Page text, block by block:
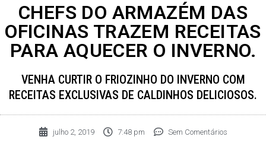
CHEFS DO ARMAZÉM DAS
OFICINAS TRAZEM RECEITAS
PARA AQUECER O INVERNO.
VENHA CURTIR O FRIOZINHO DO INVERNO COM
RECEITAS EXCLUSIVAS DE CALDINHOS DELICIOSOS.
julho 2, 2019 7:48 pm Sem Comentários